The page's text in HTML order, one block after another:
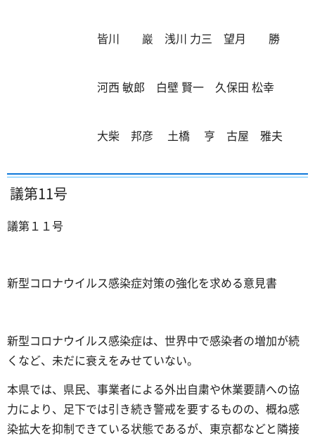
皆川 巖 浅川 力三 望月 勝
河西 敏郎 白壁 賢一 久保田 松幸
大柴 邦彦 土橋 亨 古屋 雅夫
議第11号
議第１１号
新型コロナウイルス感染症対策の強化を求める意見書
新型コロナウイルス感染症は、世界中で感染者の増加が続
くなど、未だに衰えをみせていない。
本県では、県民、事業者による外出自粛や休業要請への協
力により、足下では引き続き警戒を要するものの、概ね感
染拡大を抑制できている状態であるが、東京都などと隣接